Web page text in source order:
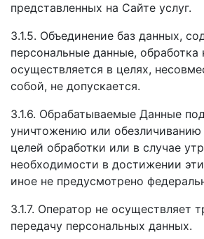
представленных на Сайте услуг.
3.1.5. Объединение баз данных,
персональные данные, обработка
осуществляется в целях,
собой, не допускается.
3.1.6. Обрабатываемые Данные
уничтожению или
целей обработки или в случае
необходимости в достижении
иное не предусмотрено
3.1.7. Оператор не осуществляет
передачу персональных данных.